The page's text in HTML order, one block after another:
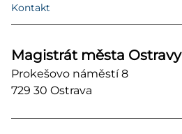
Kontakt
Magistrát města Ostravy
Prokešovo náměstí 8
729 30 Ostrava